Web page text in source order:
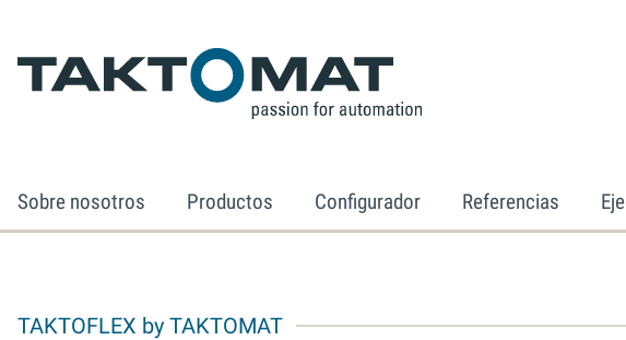
Sobre nosotros Productos Configurador Referencias
TAKTOFLEX by TAKTOMAT